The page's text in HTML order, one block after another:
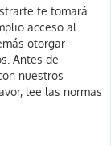
te tomará
acceso al
otorgar
Antes de
nuestros
lee las normas